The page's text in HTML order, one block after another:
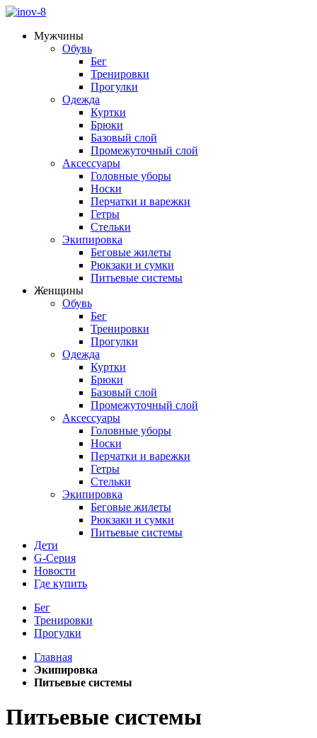
Мужчины
Обувь
Бег
Тренировки
Прогулки
Одежда
Куртки
Брюки
Базовый слой
Промежуточный слой
Аксессуары
Головные уборы
Носки
Перчатки и варежки
Гетры
Стельки
Экипировка
Беговые жилеты
Рюкзаки и сумки
Питьевые системы
Женщины
Обувь
Бег
Тренировки
Прогулки
Одежда
Куртки
Брюки
Базовый слой
Промежуточный слой
Аксессуары
Головные уборы
Носки
Перчатки и варежки
Гетры
Стельки
Экипировка
Беговые жилеты
Рюкзаки и сумки
Питьевые системы
Дети
G-Серия
Новости
Где купить
Бег
Тренировки
Прогулки
Главная
Экипировка
Питьевые системы
Питьевые системы